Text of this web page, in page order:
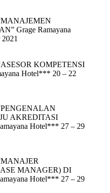
Grage Ramayana
KOMPETENSI
Hotel*** 20 – 22
AKREDITASI
Hotel*** 27 – 29
MANAGER) DI
Hotel*** 27 – 29